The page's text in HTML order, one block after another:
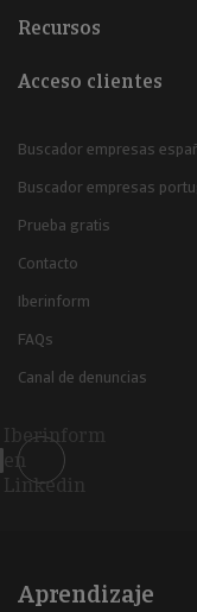
Recursos
Acceso clientes
Buscador empresas
Buscador empresas
Prueba gratis
Contacto
Iberinform
FAQs
Canal de denuncias
Iberinform
en
Linkedin
Aprendizaje